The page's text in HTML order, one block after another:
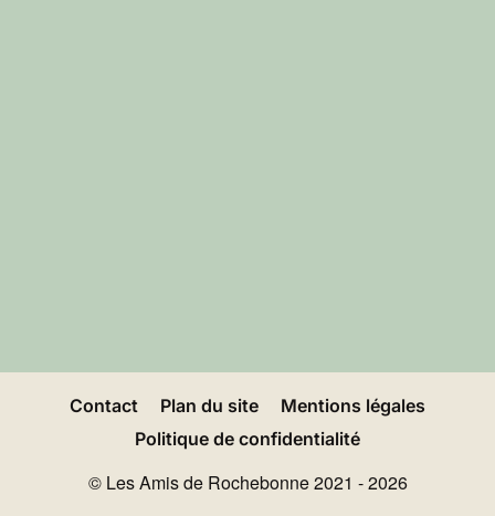
Contact Plan du site
Mentions légales
Politique de confidentialité
© Les Amis de Rochebonne 2021 - 2026